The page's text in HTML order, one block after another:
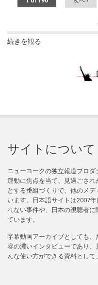
続きを観る
サイトについて
ニューヨークの独立報道プロ
運動に焦点を当て、見過ごさ
とする番組づくりで、他のメ
います。日本語サイトは2007
れない事件や、日本の視聴者
ています。
字幕動画アーカイブとしても
容の濃いインタビューであり
んな使い方ができる資料として